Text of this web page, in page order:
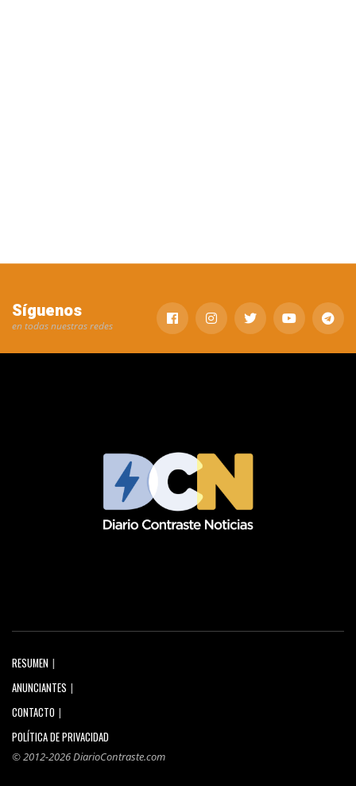
Síguenos
en todas nuestras redes
RESUMEN
ANUNCIANTES
CONTACTO
POLÍTICA DE PRIVACIDAD
© 2012-2026 DiarioContraste.com